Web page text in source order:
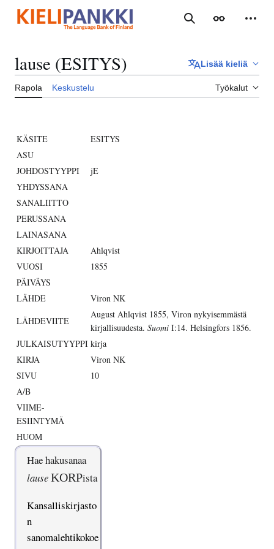
sisältöön
Haku Ulkoasu
lause (ESITYS) Lisää kieliä
Rapola Keskustelu Työkalut
KÄSITE
ESITYS
ASU
JOHDOSTYYPPI
jE
YHDYSSANA
SANALIITTO
PERUSSANA
LAINASANA
KIRJOITTAJA
Ahlqvist
VUOSI
1855
PÄIVÄYS
LÄHDE
Viron NK
LÄHDEVIITE
August Ahlqvist 1855, Viron nykyisemmästä
kirjallisuudesta. Suomi I:14. Helsingfors 1856.
JULKAISUTYYPPI kirja
KIRJA
Viron NK
SIVU
10
A/B
VIIME-
ESIINTYMÄ
HUOM
Hae hakusanaa
lauseKORPista
Kansalliskirjasto
n
sanomalehtikokoe